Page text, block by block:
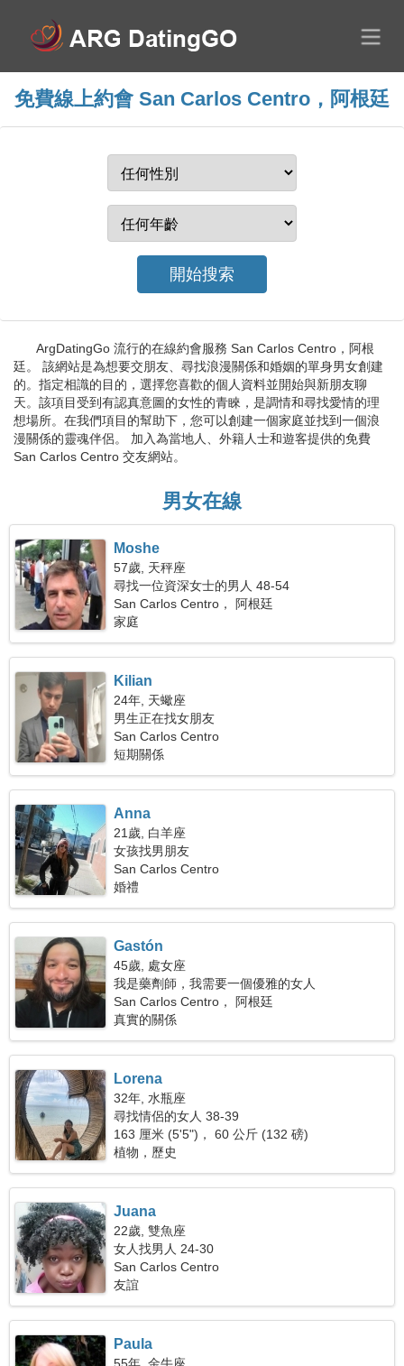
免費線上約會 San Carlos Centro，阿根廷
ArgDatingGo 流行的在線約會服務 San Carlos Centro，阿根
廷。 該網站是為想要交朋友、尋找浪漫關係和婚姻的單身男女創建
的。指定相識的目的，選擇您喜歡的個人資料並開始與新朋友聊
天。該項目受到有認真意圖的女性的青睞，是調情和尋找愛情的理
想場所。在我們項目的幫助下，您可以創建一個家庭並找到一個浪
漫關係的靈魂伴侶。 加入為當地人、外籍人士和遊客提供的免費
San Carlos Centro 交友網站。
男女在線
Moshe
57歲, 天秤座
尋找一位資深女士的男人 48-54
San Carlos Centro， 阿根廷
家庭
Kilian
24年, 天蠍座
男生正在找女朋友
San Carlos Centro
短期關係
Anna
21歲, 白羊座
女孩找男朋友
San Carlos Centro
婚禮
Gastón
45歲, 處女座
我是藥劑師，我需要一個優雅的女人
San Carlos Centro， 阿根廷
真實的關係
Lorena
32年, 水瓶座
尋找情侶的女人 38-39
163 厘米 (5'5")， 60 公斤 (132 磅)
植物，歷史
Juana
22歲, 雙魚座
女人找男人 24-30
San Carlos Centro
友誼
Paula